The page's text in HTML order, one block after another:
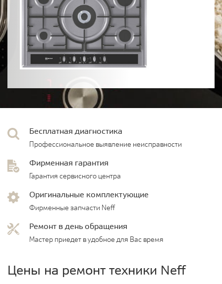
Бесплатная диагностика
Профессиональное выявление неисправности
Фирменная гарантия
Гарантия сервисного центра
Оригинальные комплектующие
Фирменные запчасти Neff
Ремонт в день обращения
Мастер приедет в удобное для Вас время
Цены на ремонт техники Neff